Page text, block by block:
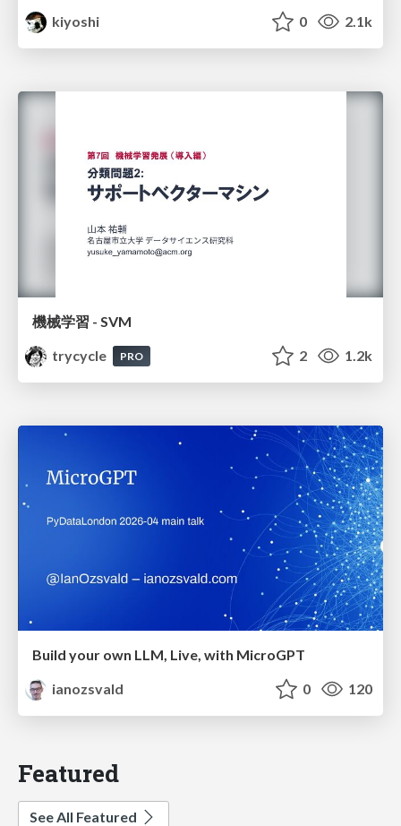
kiyoshi
0 2.1k
機械学習 - SVM
trycycle
PRO 2 1.2k
Build your own LLM, Live, with MicroGPT
ianozsvald
0 120
Featured
See All Featured